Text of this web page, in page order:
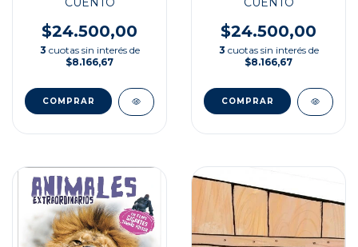
$24.500,00
3 cuotas sin interés de
$8.166,67
$24.500,00
3 cuotas sin interés de
$8.166,67